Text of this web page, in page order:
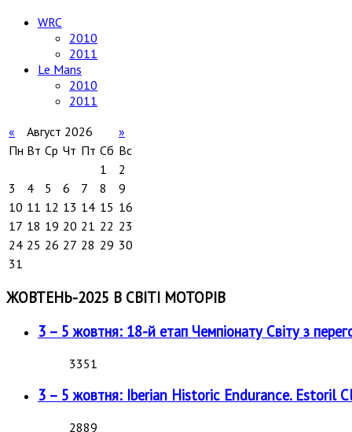
WRC
2010
2011
Le Mans
2010
2011
«
Август 2026
»
Пн Вт Ср Чт Пт Сб Вс
1
2
3
4 5 6 7 8
9
10 11 12 13 14 15 16
17 18 19 20 21 22 23
24 25 26 27 28 29 30
31
ЖОВТЕНЬ-2025 В СВІТІ МОТОРІВ
3 – 5 жовтня: 18-й етап Чемпіонату Світу з
3351
3 – 5 жовтня: Iberian Historic Endurance. Estoril
2889